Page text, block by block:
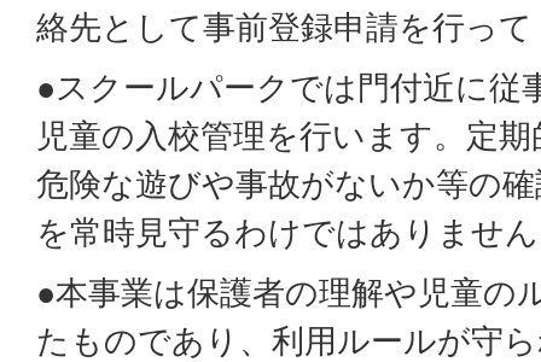
絡先として事前登録申請を行っ
●スクールパークでは門付近に従
児童の入校管理を行います。定
危険な遊びや事故がないか等の
を常時見守るわけではありませ
●本事業は保護者の理解や児童の
たものであり、利用ルールが守